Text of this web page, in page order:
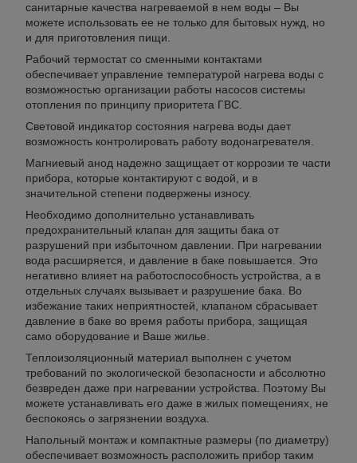
санитарные качества нагреваемой в нем воды – Вы
можете использовать ее не только для бытовых нужд, но
и для приготовления пищи.
Рабочий термостат со сменными контактами
обеспечивает управление температурой нагрева воды с
возможностью организации работы насосов системы
отопления по принципу приоритета ГВС.
Световой индикатор состояния нагрева воды дает
возможность контролировать работу водонагревателя.
Магниевый анод надежно защищает от коррозии те части
прибора, которые контактируют с водой, и в
значительной степени подвержены износу.
Необходимо дополнительно устанавливать
предохранительный клапан для защиты бака от
разрушений при избыточном давлении. При нагревании
вода расширяется, и давление в баке повышается. Это
негативно влияет на работоспособность устройства, а в
отдельных случаях вызывает и разрушение бака. Во
избежание таких неприятностей, клапаном сбрасывает
давление в баке во время работы прибора, защищая
само оборудование и Ваше жилье.
Теплоизоляционный материал выполнен с учетом
требований по экологической безопасности и абсолютно
безвреден даже при нагревании устройства. Поэтому Вы
можете устанавливать его даже в жилых помещениях, не
беспокоясь о загрязнении воздуха.
Напольный монтаж и компактные размеры (по диаметру)
обеспечивает возможность расположить прибор таким